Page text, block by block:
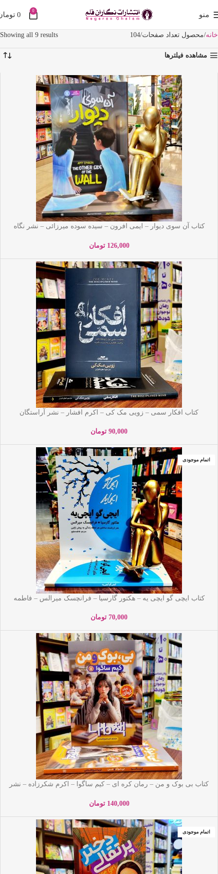
منو 0
0
خانه محصول تعداد صفحات 104
Showing all 9 results
مشاهده فیلترها
کتاب آن سوی دیوار – ایمی افرون – سیده سوده میرزائی – نشر نگاه
126,000 تومان
کتاب افکار سمی – زویی مک کی – اکرم افشار – نشر آراستگان
90,000 تومان
اتمام موجودی
کتاب ایچی گو ایچی یه – هکتور گارسیا – فرانچسک میرالس – فاطمه
70,000 تومان
کتاب بی بوک و من – رمان کره ای – کیم ساگوا – اکرم شکرزاده – نشر
140,000 تومان
اتمام موجودی